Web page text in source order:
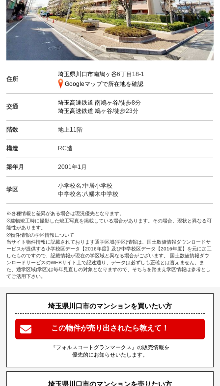
住所
埼玉県川口市南鳩ヶ谷6丁目18-1
Googleマップで所在地を確認
交通
埼玉高速鉄道南鳩ヶ谷/徒歩8分
埼玉高速鉄道鳩ヶ谷/徒歩23分
階数 地上11階
構造 RC造
築年月 2001年1月
学区
小学校名:中居小学校
中学校名:八幡木中学校
※各種情報と差異がある場合は現況優先となります。
※建物竣工時に撮影した竣工写真を掲載している場合があります。その場合、現状と異なる可
能性があります。
※物件情報の学区情報について
当サイト物件情報に記載されております通学区域(学区)情報は、国土数値情報ダウンロードサ
ービスが提供する小学校区データ【2016年度】及び中学校区データ【2016年度】を元に加工
したものですので、記載情報が現在の学区域と異なる場合がございます。 国土数値情報ダウ
ンロードサービスのWEBサイト上で記述通り、データは必ずしも正確とは言えません。ま
た、通学区域(学区)は毎年見直しの対象となりますので、そちらを踏まえ学区情報は参考とし
てご活用下さい。
埼玉県川口市のマンションを買いたい方
この物件が売り出されたら教えて！
『フォルスコートグランマークス』の販売情報を
優先的にお知らせいたします。
埼玉県川口市のマンションを売りたい方